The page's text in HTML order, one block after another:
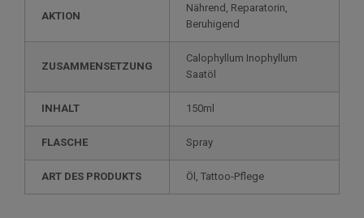
AKTION
Nährend, Reparatorin,
Beruhigend
ZUSAMMENSETZUNG
Calophyllum Inophyllum
Saatöl
INHALT 150ml
FLASCHE Spray
ART DES PRODUKTS Öl, Tattoo-Pflege